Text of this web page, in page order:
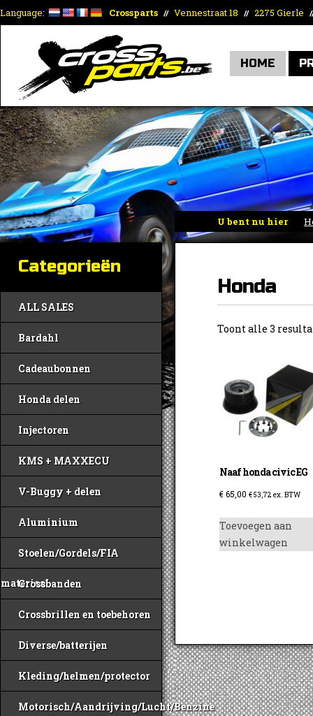
Language: Crossparts // Vennestraat 18 // 2275 Gierle
HOME
U bent nu hier
Linsi»Honda
Categorieën
ALL SALES
Bardahl
Cadeaubonnen
Honda delen
Injectoren
KMS + MAXXECU
V-Buggy + delen
Aluminium
Stoelen/Gordels/FIA
materiaal
Crossbanden
Crossbrillen en toebehoren
Diverse/batterijen
Kleding/helmen/protector
Motorisch/Aandrijving/Lucht/Benzine
Honda
Toont alle 3
Naaf honda civic EG
€65,00 €53,72 ex. BTW
Toevoegen aan
winkelwagen